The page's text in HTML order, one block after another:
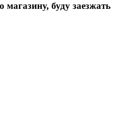
буду заезжать